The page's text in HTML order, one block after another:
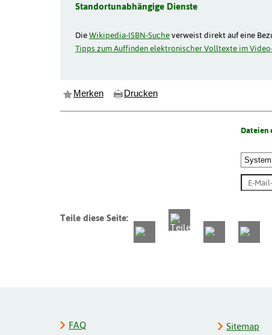
Standortunabhängige Dienste
DieWikipedia-ISBN-Sucheverweist direkt auf eine
Tipps zum Auffinden elektronischer Volltexte im
Merken Drucken
Dateien
Teile diese Seite:
FAQ Sitemap